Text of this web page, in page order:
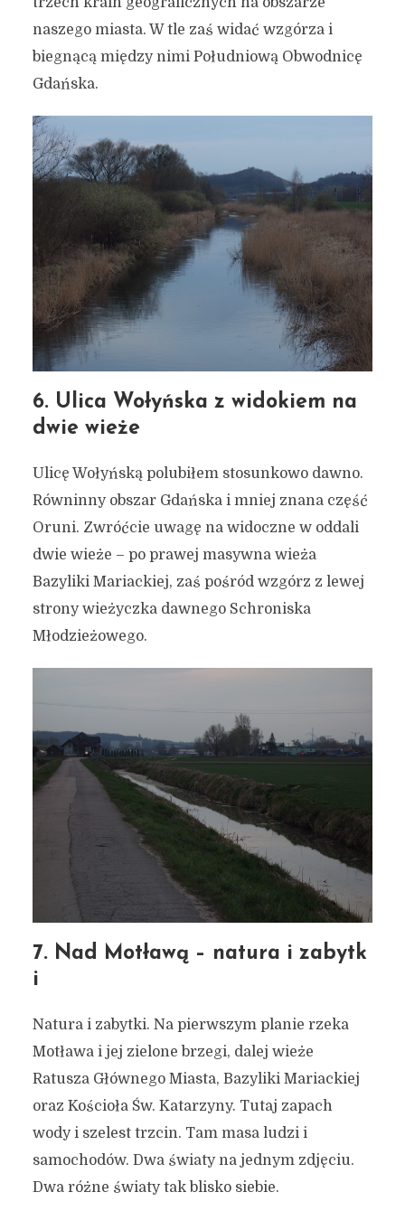
7 tras rowerowych i 49
wspaniałych miejsc w
Gdańsku (architektura,
naszego miasta. W tle zaś widać wzgórza i
biegnącą między nimi Południową Obwodnicę
Gdańska.
6. Ulica Wołyńska z widokiem na
dwie wieże
Ulicę Wołyńską polubiłem stosunkowo dawno.
Równinny obszar Gdańska i mniej znana część
Oruni. Zwróćcie uwagę na widoczne w oddali
dwie wieże – po prawej masywna wieża
Bazyliki Mariackiej, zaś pośród wzgórz z lewej
strony wieżyczka dawnego Schroniska
Młodzieżowego.
7. Nad Motławą – natura i zabytk
i
Natura i zabytki. Na pierwszym planie rzeka
Motława i jej zielone brzegi, dalej wieże
Ratusza Głównego Miasta, Bazyliki Mariackiej
oraz Kościoła Św. Katarzyny. Tutaj zapach
wody i szelest trzcin. Tam masa ludzi i
samochodów. Dwa światy na jednym zdjęciu.
Dwa różne światy tak blisko siebie.